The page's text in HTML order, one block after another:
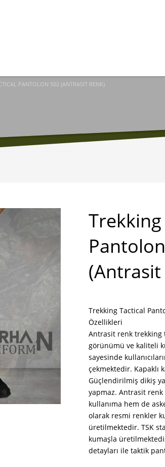
PANTOLON 502 (ANTRASIT RENK)
(Antrasit
Trekking Tactical
Özellikleri
Antrasit renk trekking
görünümü ve kaliteli
sayesinde
çekmektedir. Kapaklı
Güçlendirilmiş dikiş
yapmaz. Antrasit
kullanıma hem de
olarak resmi renkler
üretilmektedir. TSK
kumaşla
detayları ile taktik